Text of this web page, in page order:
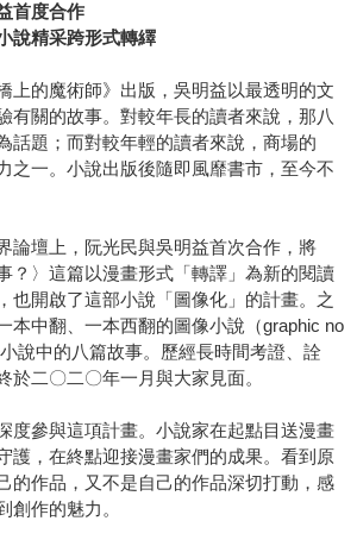
首度合作
說精采跨形式轉繹
上的魔術師》出版，吳明益以最透明的文
有關的故事。對較年長的讀者來說，那八
話題；而對較年輕的讀者來說，商場的
之一。小說出版後隨即風靡書市，至今不
論壇上，阮光民與吳明益首次合作，將
？〉這篇以漫畫形式「轉譯」為新的閱讀
也開啟了這部小說「圖像化」的計畫。之
本中翻、一本西翻的圖像小說（graphic no
說中的八篇故事。歷經長時間考證、詮
於二〇二〇年一月與大家見面。
度參與這項計畫。小說家在起點目送漫畫
護，在終點迎接漫畫家們的成果。看到原
的作品，又不是自己的作品深切打動，感
創作的魅力。